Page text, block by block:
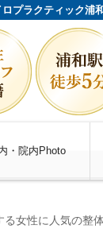
プラクティック浦
・院内Photo
女性に人気の整